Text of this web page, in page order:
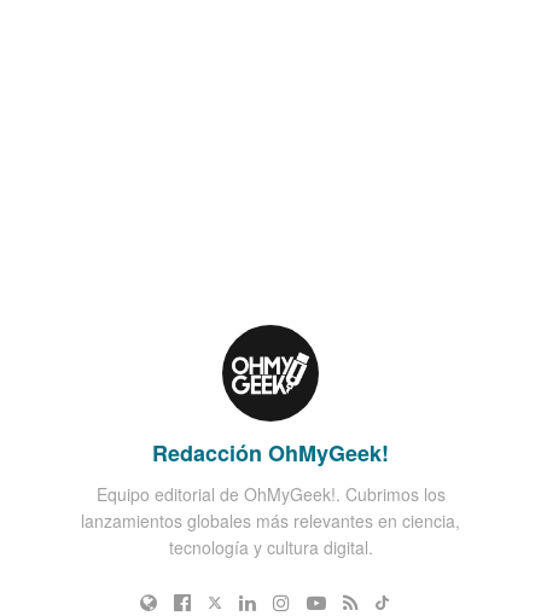
Redacción OhMyGeek!
Equipo editorial de OhMyGeek!. Cubrimos los
lanzamientos globales más relevantes en ciencia,
tecnología y cultura digital.